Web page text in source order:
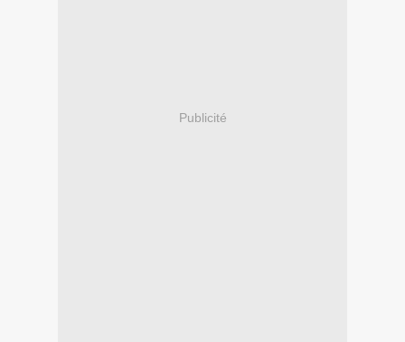
Publicité